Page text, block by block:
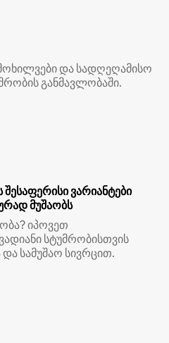
და სადღეღამისო
განმავლობაში.
შესაფერისი ვარიანტები
მუშაობს
იპოვეთ
სტუმრობისთვის
სამუშაო სივრცით.